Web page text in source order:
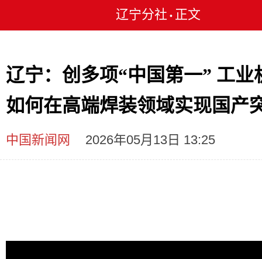
辽宁分社 • 正文
辽宁：创多项“中国第一” 工业
如何在高端焊装领域实现国产
中国新闻网 2026年05月13日 13:25